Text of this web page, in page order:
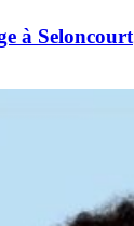
à Seloncourt